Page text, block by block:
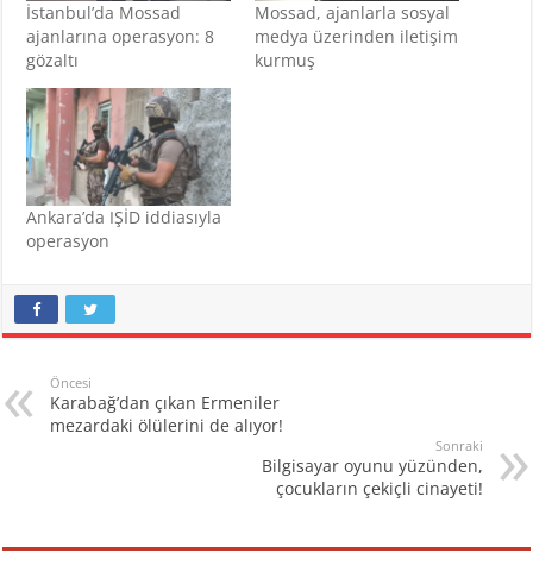
İstanbul’da Mossad
ajanlarına operasyon: 8
gözaltı
Mossad, ajanlarla sosyal
medya üzerinden iletişim
kurmuş
Ankara’da IŞİD iddiasıyla
operasyon
Öncesi
Karabağ’dan çıkan Ermeniler
mezardaki ölülerini de alıyor!
Sonraki
Bilgisayar oyunu yüzünden,
çocukların çekiçli cinayeti!